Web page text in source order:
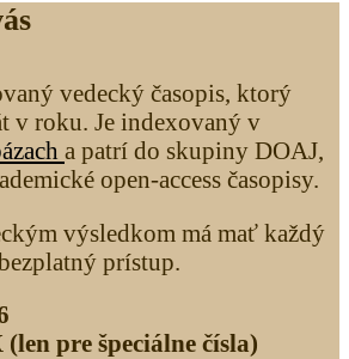
vedecký časopis, ktorý
v roku. Je indexovaný v
a patrí do skupiny DOAJ,
open-access časopisy.
výsledkom má mať každý
prístup.
pre špeciálne čísla)